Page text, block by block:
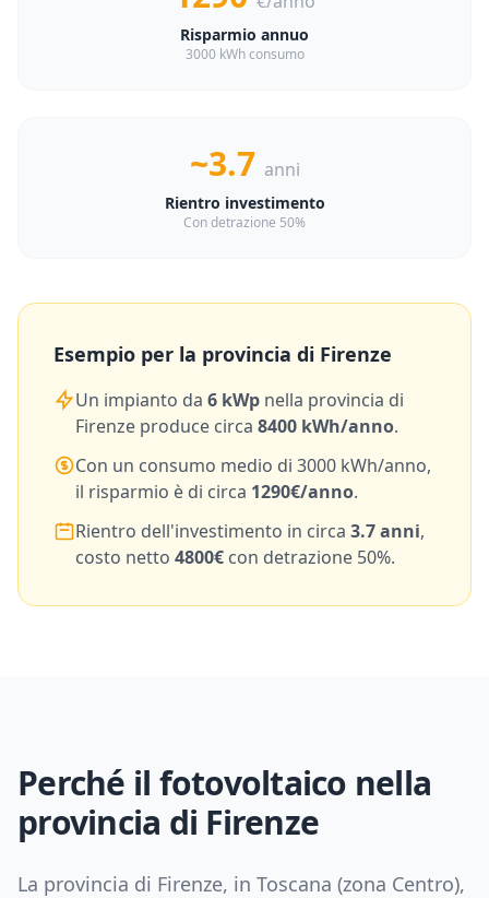
Risparmio annuo
3000 kWh consumo
~3.7 anni
Rientro investimento
Con detrazione 50%
Esempio per la provincia di Firenze
Un impianto da 6 kWp nella provincia di
Firenze produce circa 8400 kWh/anno.
Con un consumo medio di 3000 kWh/anno,
il risparmio è di circa 1290€/anno.
Rientro dell'investimento in circa 3.7anni,
costo netto 4800€ con detrazione 50%.
Perché il fotovoltaico nella
provincia di Firenze
La provincia di Firenze, in Toscana (zona Centro),